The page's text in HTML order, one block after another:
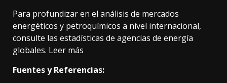
Para profundizar en el análisis de mercados
energéticos y petroquímicos a nivel internacional,
consulte las estadísticas de agencias de energía
globales. Leer más
Fuentes y Referencias: